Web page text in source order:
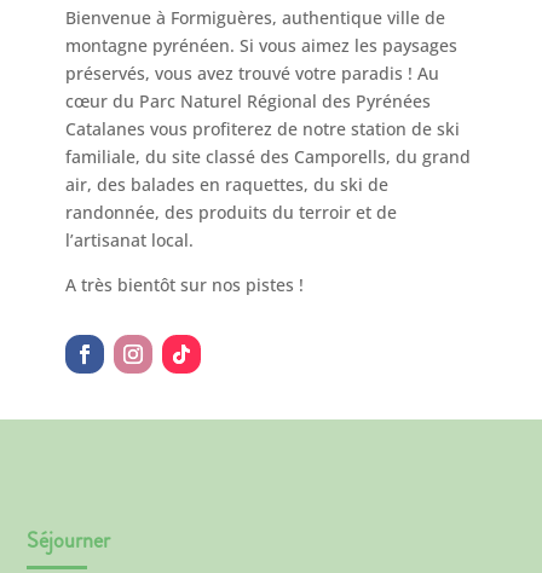
Bienvenue à Formiguères, authentique ville de
montagne pyrénéen. Si vous aimez les paysages
préservés, vous avez trouvé votre paradis ! Au
cœur du Parc Naturel Régional des Pyrénées
Catalanes vous profiterez de notre station de ski
familiale, du site classé des Camporells, du grand
air, des balades en raquettes, du ski de
randonnée, des produits du terroir et de
l’artisanat local.
A très bientôt sur nos pistes !
Séjourner